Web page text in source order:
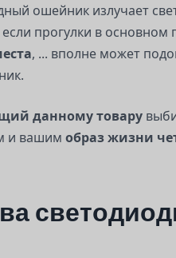
ошейник излучает
прогулки в основном
, ... вполне может
данному товару
и вашим образ жизни